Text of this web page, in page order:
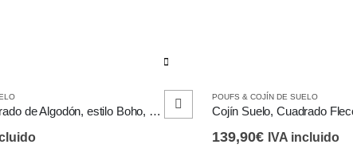
Cojín Suelo, cuadrado de Algodón, estilo Boho, Rayas
producto
múltiples
POUFS & COJÍN DE SUELO
139,90€ IVA incluido